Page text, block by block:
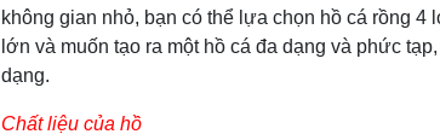
không gian nhỏ, bạn có thể lựa chọn hồ cá rồng
lớn và muốn tạo ra một hồ cá đa dạng và phức
dạng.
Chất liệu của hồ